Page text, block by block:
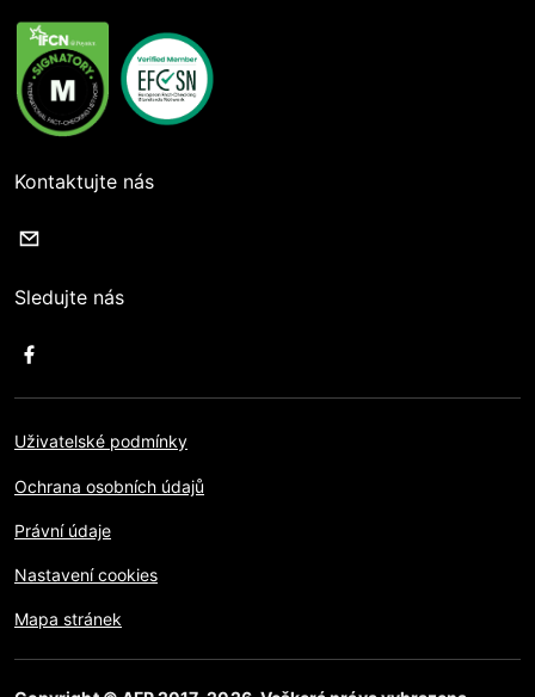
Kontaktujte nás
Sledujte nás
Uživatelské podmínky
Ochrana osobních údajů
Právní údaje
Nastavení cookies
Mapa stránek